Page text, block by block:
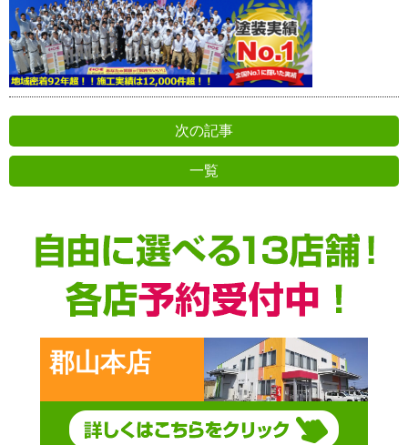
次の記事
一覧
郡山本店